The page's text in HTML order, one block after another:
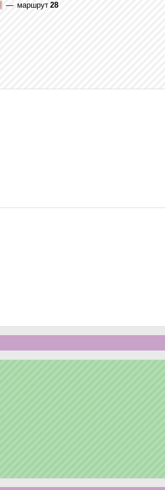
— маршрут 28